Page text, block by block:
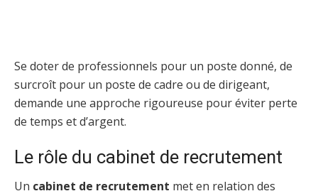
Se doter de professionnels pour un poste donné, de
surcroît pour un poste de cadre ou de dirigeant,
demande une approche rigoureuse pour éviter perte
de temps et d’argent.
Le rôle du cabinet de recrutement
Un cabinet de recrutement met en relation des